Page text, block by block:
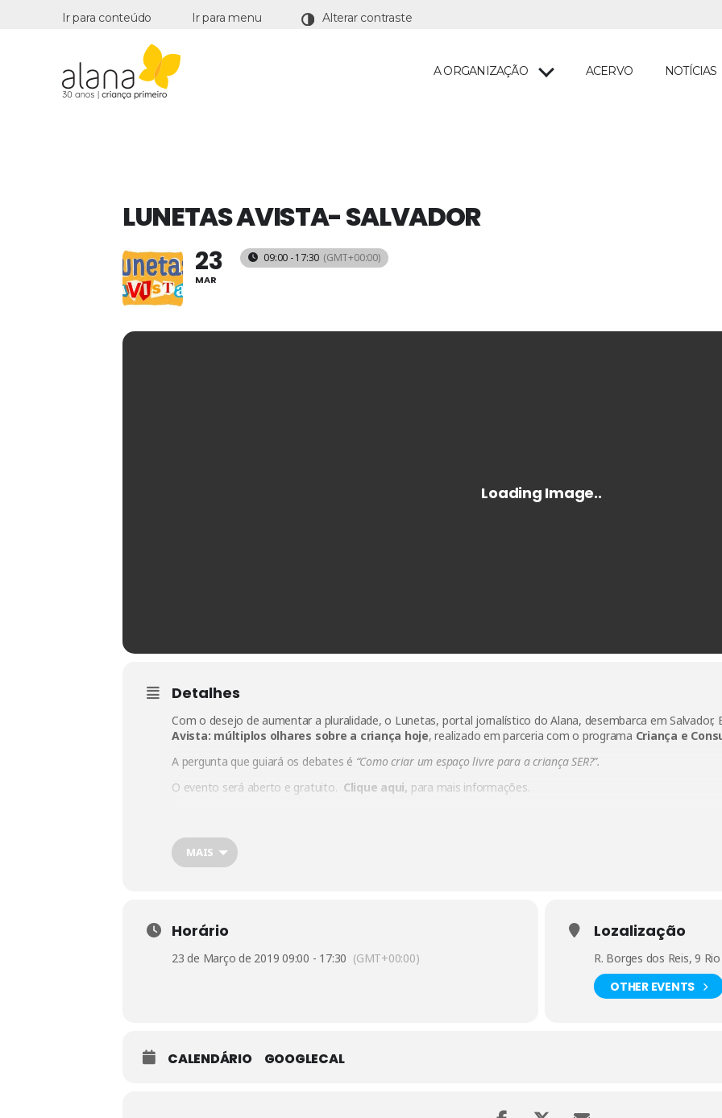
Ir para conteúdo Ir para menu
A ORGANIZAÇÃO ACERVO NOTÍCIAS
LUNETAS AVISTA- SALVADOR
23
MAR
09:00 - 17:30 (GMT+00:00)
Detalhes
Com o desejo de aumentar a pluralidade, o Lunetas, portal jornalístico do Alana, desembarca em Salvador,
Avista: múltiplos olhares sobre a criança hoje, realizado em parceria com o programa Criança e
A pergunta que guiará os debates é “Como criar um espaço livre para a criança SER?”.
O evento será aberto e gratuito. Clique aqui, para mais informações.
MAIS
Horário
23 de Março de 2019 09:00 - 17:30 (GMT+00:00)
Lozalização
R. Borges dos Reis, 9
OTHER EVENTS
CALENDÁRIO GOOGLECAL